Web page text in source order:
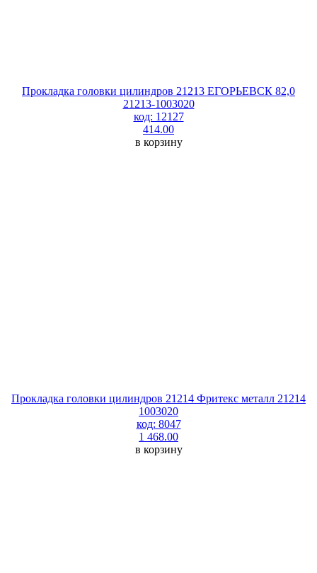
Прокладка головки цилиндров 21213 ЕГОРЬЕВСК 82,0
21213-1003020
код: 12127
414.00
в корзину
Прокладка головки цилиндров 21214 Фритекс металл 21214
1003020
код: 8047
1 468.00
в корзину